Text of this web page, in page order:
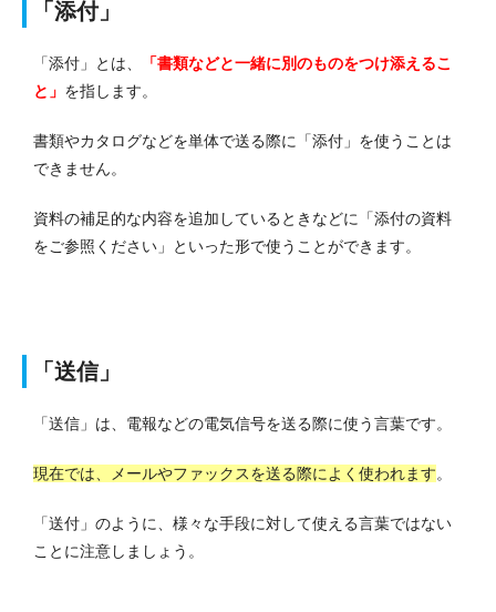
「添付」
「添付」とは、
「書類などと一緒に別のものをつけ添えるこ
と」 を指します。
書類やカタログなどを単体で送る際に「添付」を使うことは
できません。
資料の補足的な内容を追加しているときなどに「添付の資料
をご参照ください」といった形で使うことができます。
「送信」
「送信」は、電報などの電気信号を送る際に使う言葉です。
現在では、メールやファックスを送る際によく使われます。
「送付」のように、様々な手段に対して使える言葉ではない
ことに注意しましょう。